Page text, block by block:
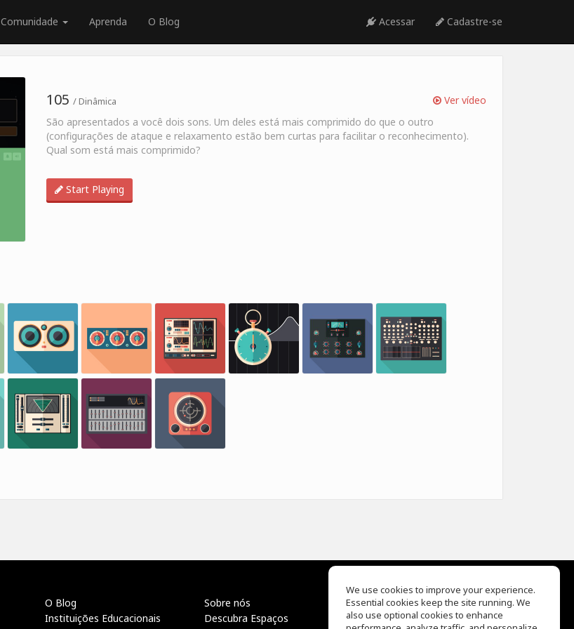
Comunidade Aprenda O Blog Acessar Cadastre-se
Ver vídeo
105 / Dinâmica
São apresentados a você dois sons. Um deles está mais comprimido do que o outro
(configurações de ataque e relaxamento estão bem curtas para facilitar o reconhecimento).
Qual som está mais comprimido?
Start Playing
O Blog
Instituições Educacionais
Sobre nós
Descubra Espaços
EQ Ear Training
Drum Machine
We use cookies to improve your experience.
Essential cookies keep the site running. We
also use optional cookies to enhance